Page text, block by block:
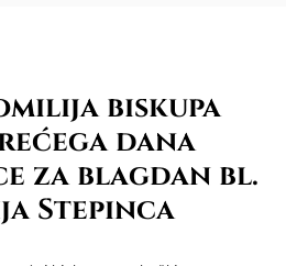
biskupa
dana
za blagdan bl.
Stepinca